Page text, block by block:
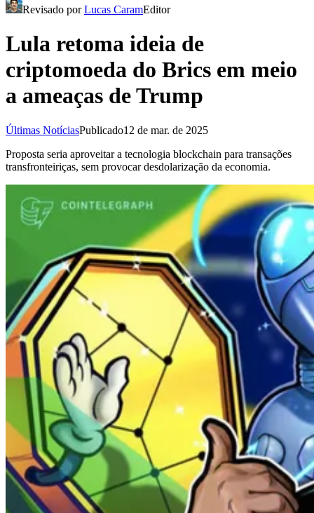
Revisado porLucas CaramEditor
Lula retoma ideia de
criptomoeda do Brics em meio
a ameaças de Trump
Últimas NotíciasPublicado12 de mar. de 2025
Proposta seria aproveitar a tecnologia blockchain para transações
transfronteiriças, sem provocar desdolarização da economia.